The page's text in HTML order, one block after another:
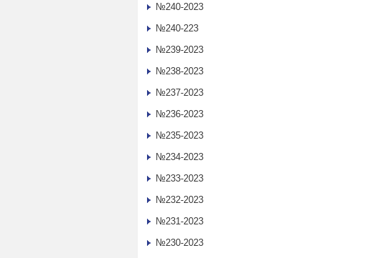
№240-2023
№240-223
№239-2023
№238-2023
№237-2023
№236-2023
№235-2023
№234-2023
№233-2023
№232-2023
№231-2023
№230-2023